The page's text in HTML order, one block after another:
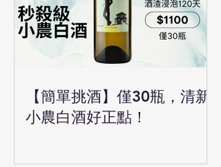
【簡單挑酒】僅30瓶，清新
小農白酒好正點！